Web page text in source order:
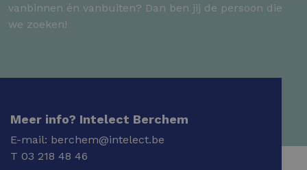
vanbinnen én vanbuiten? Dan ben jij de persoon die
we zoeken!
Meer info? Intelect Berchem
E-mail: berchem@intelect.be
T 03 218 48 46